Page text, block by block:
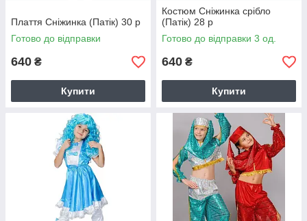
Плаття Сніжинка (Патік) 30 р
Готово до відправки
640 ₴
Купити
Костюм Сніжинка срібло
(Патік) 28 р
Готово до відправки 3 од.
640 ₴
Купити